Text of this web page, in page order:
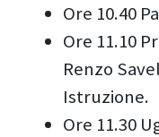
Ore 10.40
Ore 11.10
Renzo
Istruzione.
Ore 11.30